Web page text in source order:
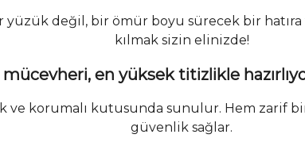
değil, bir ömür boyu sürecek bir hatıra
kılmak sizin elinizde!
en yüksek titizlikle
ve korumalı kutusunda sunulur. Hem zarif
güvenlik sağlar.